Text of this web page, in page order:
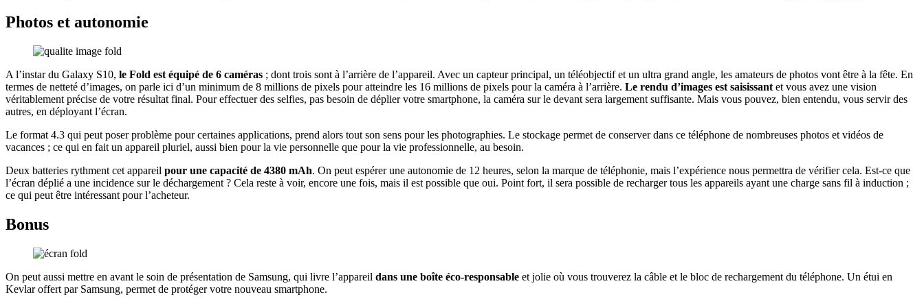
Photos et autonomie
A l’instar du Galaxy S10, le Fold est équipé de 6 caméras ; dont trois sont à l’arrière de l’appareil. Avec un capteur principal, un téléobjectif et un ultra grand angle, les amateurs de photos vont être à la fête. En
termes de netteté d’images, on parle ici d’un minimum de 8 millions de pixels pour atteindre les 16 millions de pixels pour la caméra à l’arrière. Le rendu d’images est saisissant et vous avez une vision
véritablement précise de votre résultat final. Pour effectuer des selfies, pas besoin de déplier votre smartphone, la caméra sur le devant sera largement suffisante. Mais vous pouvez, bien entendu, vous servir des
autres, en déployant l’écran.
Le format 4.3 qui peut poser problème pour certaines applications, prend alors tout son sens pour les photographies. Le stockage permet de conserver dans ce téléphone de nombreuses photos et vidéos de
vacances ; ce qui en fait un appareil pluriel, aussi bien pour la vie personnelle que pour la vie professionnelle, au besoin.
Deux batteries rythment cet appareil pour une capacité de 4380 mAh. On peut espérer une autonomie de 12 heures, selon la marque de téléphonie, mais l’expérience nous permettra de vérifier cela. Est-ce que
l’écran déplié a une incidence sur le déchargement ? Cela reste à voir, encore une fois, mais il est possible que oui. Point fort, il sera possible de recharger tous les appareils ayant une charge sans fil à induction ;
ce qui peut être intéressant pour l’acheteur.
Bonus
On peut aussi mettre en avant le soin de présentation de Samsung, qui livre l’appareil dans une boîte éco-responsable et jolie où vous trouverez la câble et le bloc de rechargement du téléphone. Un étui en
Kevlar offert par Samsung, permet de protéger votre nouveau smartphone.